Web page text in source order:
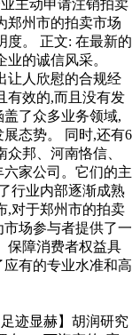
主动申请注销拍卖
郑州市的拍卖市场
度。 正文: 在最新的
的诚信风采。
让人欣慰的合规经
有效的,而且没有发
了众多业务领域,
态势。 同时,还有6
邦、河南恪信、
家公司。它们的主
行业内部逐渐成熟
,对于郑州市的拍卖
场参与者提供了一
保障消费者权益具
有的专业水准和高
迹显赫】胡润研究